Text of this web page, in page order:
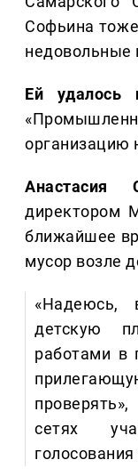
Софьина
недовольные
Ей удалось
организацию
Анастасия
директором
ближайшее
мусор возле
«Надеюсь,
детскую
работами в
сетях